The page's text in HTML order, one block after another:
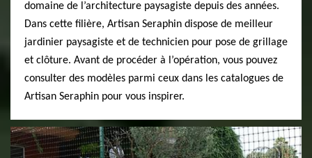
domaine de l’architecture paysagiste depuis des années.
Dans cette filière, Artisan Seraphin dispose de meilleur
jardinier paysagiste et de technicien pour pose de grillage
et clôture. Avant de procéder à l’opération, vous pouvez
consulter des modèles parmi ceux dans les catalogues de
Artisan Seraphin pour vous inspirer.